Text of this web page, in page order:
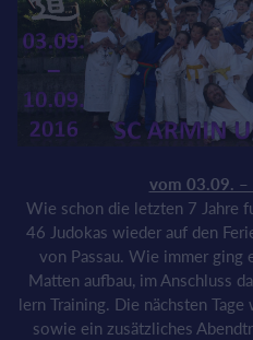
vom 03.09.
Wie schon die letzten 7 Jahre
46 Judokas wieder auf den
von Passau. Wie immer ging
Matten aufbau, im Anschluss
lern Training. Die nächsten
sowie ein zusätzliches